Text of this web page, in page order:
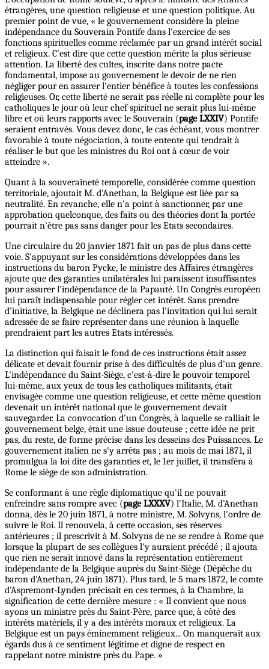
étrangères, une question religieuse et une question politique. Au
premier point de vue, « le gouvernement considère la pleine
indépendance du Souverain Pontife dans l'exercice de ses
fonctions spirituelles comme réclamée par un grand intérêt social
et religieux. C'est dire que cette question mérite la plus sérieuse
attention. La liberté des cultes, inscrite dans notre pacte
fondamental, impose au gouvernement le devoir de ne rien
négliger pour en assurer l'entier bénéfice à toutes les confessions
religieuses. Or, cette liberté ne serait pas réelle ni complète pour les
catholiques le jour où leur chef spirituel ne serait plus lui-même
libre et où leurs rapports avec le Souverain (page LXXIV) Pontife
seraient entravés. Vous devez donc, le cas échéant, vous montrer
favorable à toute négociation, à toute entente qui tendrait à
réaliser le but que les ministres du Roi ont à cœur de voir
atteindre ».
Quant à la souveraineté temporelle, considérée comme question
territoriale, ajoutait M. d'Anethan, la Belgique est liée par sa
neutralité. En revanche, elle n'a point à sanctionner, par une
approbation quelconque, des faits ou des théories dont la portée
pourrait n'être pas sans danger pour les Etats secondaires.
Une circulaire du 20 janvier 1871 fait un pas de plus dans cette
voie. S'appuyant sur les considérations développées dans les
instructions du baron Pycke, le ministre des Affaires étrangères
ajoute que des garanties unilatérales lui paraissent insuffisantes
pour assurer l'indépendance de la Papauté. Un Congrès européen
lui paraît indispensable pour régler cet intérêt. Sans prendre
d'initiative, la Belgique ne déclinera pas l'invitation qui lui serait
adressée de se faire représenter dans une réunion à laquelle
prendraient part les autres Etats intéressés.
La distinction qui faisait le fond de ces instructions était assez
délicate et devait fournir prise à des difficultés de plus d'un genre.
L'indépendance du Saint-Siège, c'est-à-dire le pouvoir temporel
lui-même, aux yeux de tous les catholiques militants, était
envisagée comme une question religieuse, et cette même question
devenait un intérêt national que le gouvernement devait
sauvegarder. La convocation d'un Congrès, à laquelle se ralliait le
gouvernement belge, était une issue douteuse ; cette idée ne prit
pas, du reste, de forme précise dans les desseins des Puissances. Le
gouvernement italien ne s'y arrêta pas ; au mois de mai 1871, il
promulgua la loi dite des garanties et, le 1er juillet, il transféra à
Rome le siège de son administration.
Se conformant à une règle diplomatique qu'il ne pouvait
enfreindre sans rompre avec (page LXXXV) l'Italie, M. d'Anethan
donna, dès le 20 juin 1871, à notre ministre, M. Solvyns, l'ordre de
suivre le Roi. Il renouvela, à cette occasion, ses réserves
antérieures ; il prescrivit à M. Solvyns de ne se rendre à Rome que
lorsque la plupart de ses collègues l'y auraient précédé ; il ajouta
que rien ne serait innové dans la représentation entièrement
indépendante de la Belgique auprès du Saint-Siège (Dépêche du
baron d'Anethan, 24 juin 1871). Plus tard, le 5 mars 1872, le comte
d'Aspremont-Lynden précisait en ces termes, à la Chambre, la
signification de cette dernière mesure : « Il convient que nous
ayons un ministre près du Saint-Père, parce que, à côté des
intérêts matériels, il y a des intérêts moraux et religieux. La
Belgique est un pays éminemment religieux... On manquerait aux
égards dus à ce sentiment légitime et digne de respect en
rappelant notre ministre près du Pape. »